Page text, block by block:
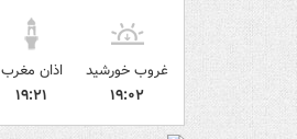
غروب خورشید
۱۹:۰۲
اذان مغرب
۱۹:۲۱